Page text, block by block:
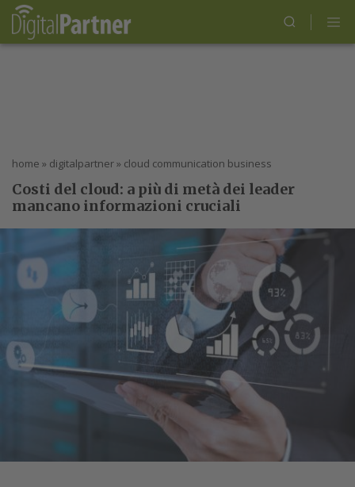
home » digitalpartner» cloud communication business
Costi del cloud: a più di metà dei leader
mancano informazioni cruciali